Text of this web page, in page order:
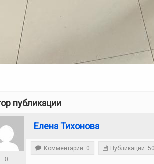
публикации
Елена Тихонова
0
Комментарии: 0 Публикации: 50